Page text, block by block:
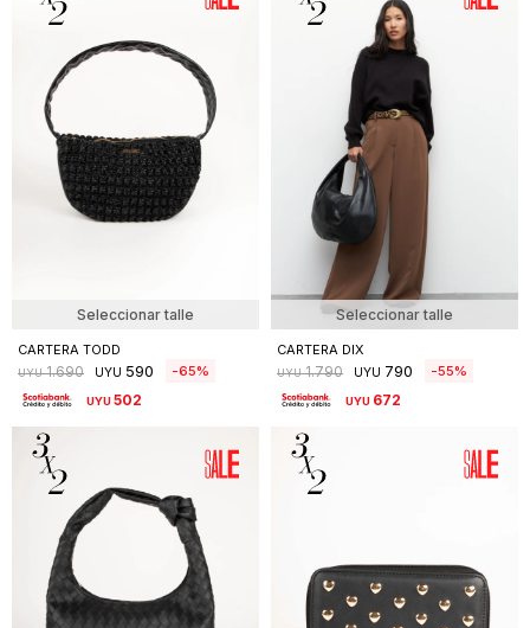
Seleccionar talle
CARTERA TODD
UYU 1.690 UYU 590 65
UYU502
Seleccionar talle
CARTERA DIX
UYU 1.790 UYU 790 55
UYU 672